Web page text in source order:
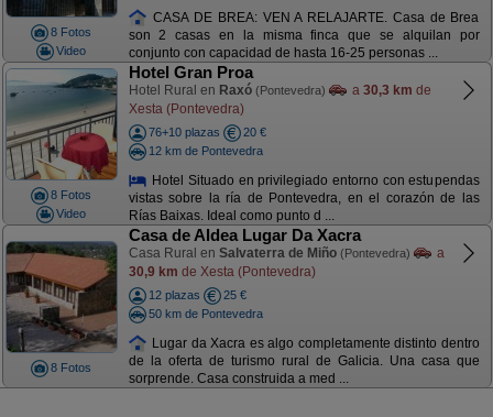
8 Fotos
Video
CASA DE BREA: VEN A RELAJARTE. Casa de Brea
son 2 casas en la misma finca que se alquilan por
conjunto con capacidad de hasta 16-25 personas ...
8 Fotos
Video
Hotel Gran Proa
Hotel Rural en Raxó (Pontevedra) a 30,3 km de
Xesta (Pontevedra)
76+10 plazas
20 €
12 km de Pontevedra
Hotel Situado en privilegiado entorno con estupendas
vistas sobre la ría de Pontevedra, en el corazón de las
Rías Baixas. Ideal como punto d ...
8 Fotos
Casa de Aldea Lugar Da Xacra
Casa Rural en Salvaterra de Miño (Pontevedra)
a
30,9 km de Xesta (Pontevedra)
12 plazas
25 €
50 km de Pontevedra
Lugar da Xacra es algo completamente distinto dentro
de la oferta de turismo rural de Galicia. Una casa que
sorprende. Casa construida a med ...